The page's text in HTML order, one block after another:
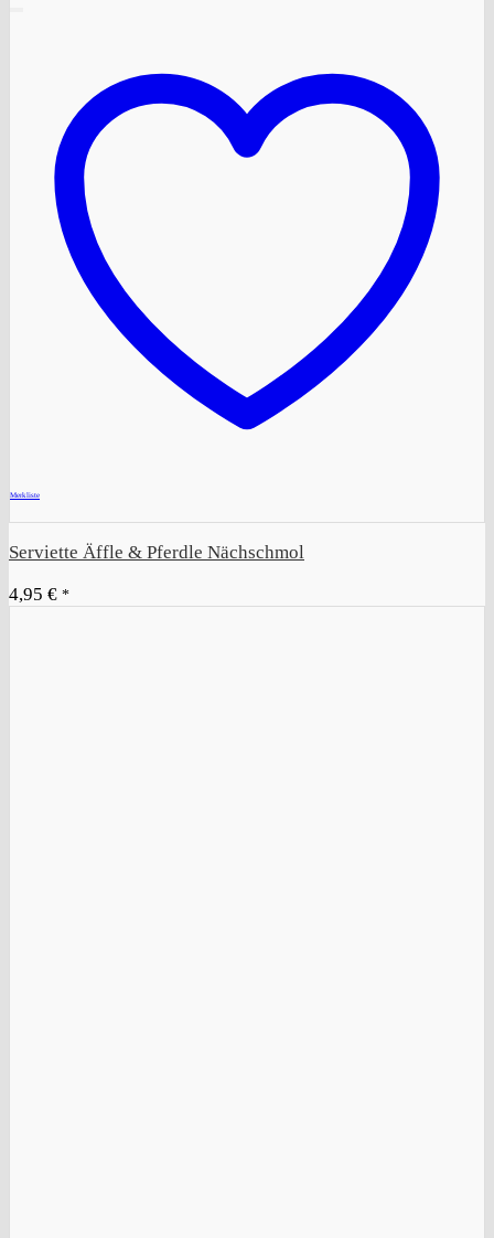
Merkliste
Serviette Äffle & Pferdle Nächschmol
4,95 € *